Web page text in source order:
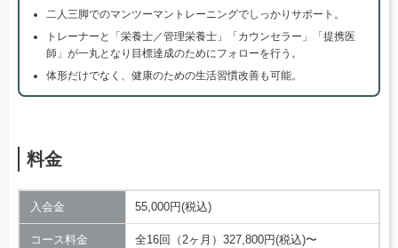
二人三脚でのマンツーマントレーニングでしっかりサポート。
トレーナーと「栄養士／管理栄養士」「カウンセラー」「提携医
師」が一丸となり目標達成のためにフォローを行う。
体形だけでなく、健康のための生活習慣改善も可能。
料金
入会金 55,000円(税込)
コース料金 全16回（2ヶ月）327,800円(税込)〜